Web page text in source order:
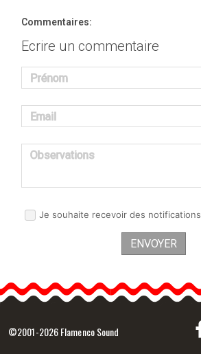
Commentaires:
Ecrire un commentaire
Prénom
Email
Observations
Je souhaite recevoir des notifications
ENVOYER
©2001-2026 Flamenco Sound